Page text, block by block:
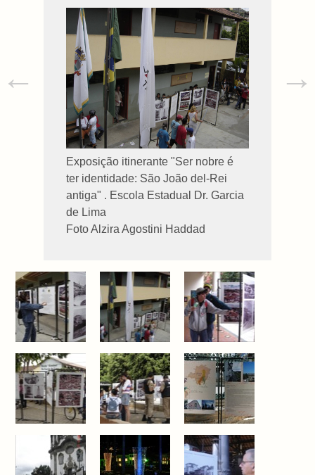
Exposição itinerante "Ser nobre é
ter identidade: São João del-Rei
antiga" . Escola Estadual Dr. Garcia
de Lima
Foto Alzira Agostini Haddad
← →